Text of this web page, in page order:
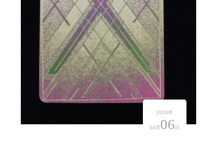
2024年
04月 06 日